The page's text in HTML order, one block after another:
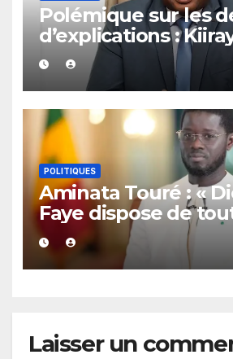
Polémique sur les
d’explications :
apporte son soutien
Mamadou Lamine
POLITIQUES
Aminata Touré : «
Faye dispose de
2027 pour organiser
élections locales
légalité »
Laisser un